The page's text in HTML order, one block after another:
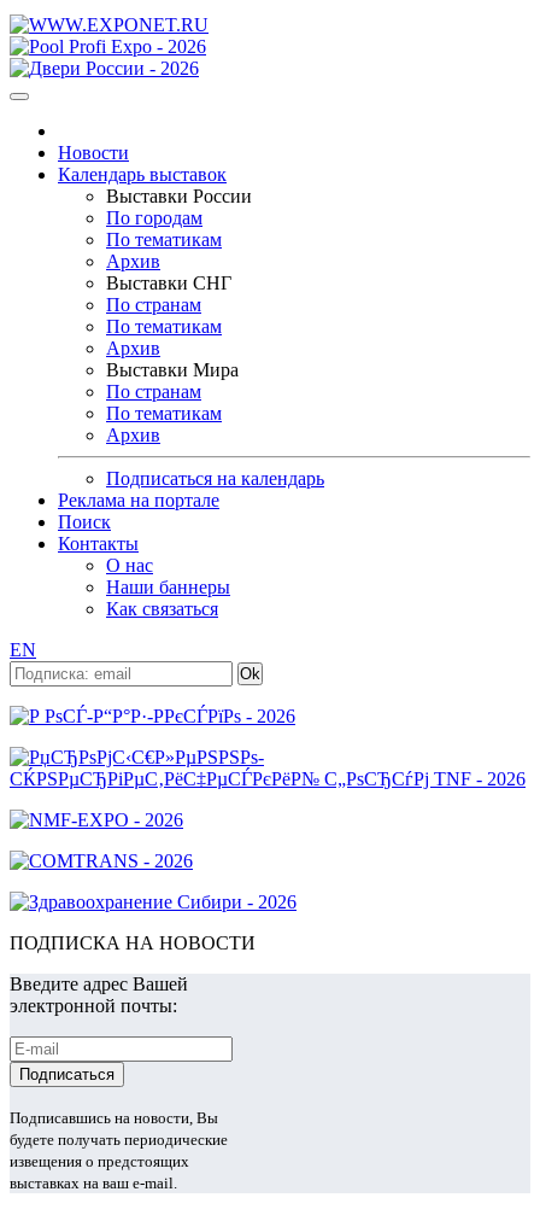
Новости
Календарь выставок
Выставки России
По городам
По тематикам
Архив
Выставки СНГ
По странам
По тематикам
Архив
Выставки Мира
По странам
По тематикам
Архив
Подписаться на календарь
Реклама на портале
Поиск
Контакты
О нас
Наши баннеры
Как связаться
EN
ПОДПИСКА НА НОВОСТИ
Введите адрес Вашей
электронной почты:
Подписавшись на новости, Вы
будете получать периодические
извещения о предстоящих
выставках на ваш e-mail.